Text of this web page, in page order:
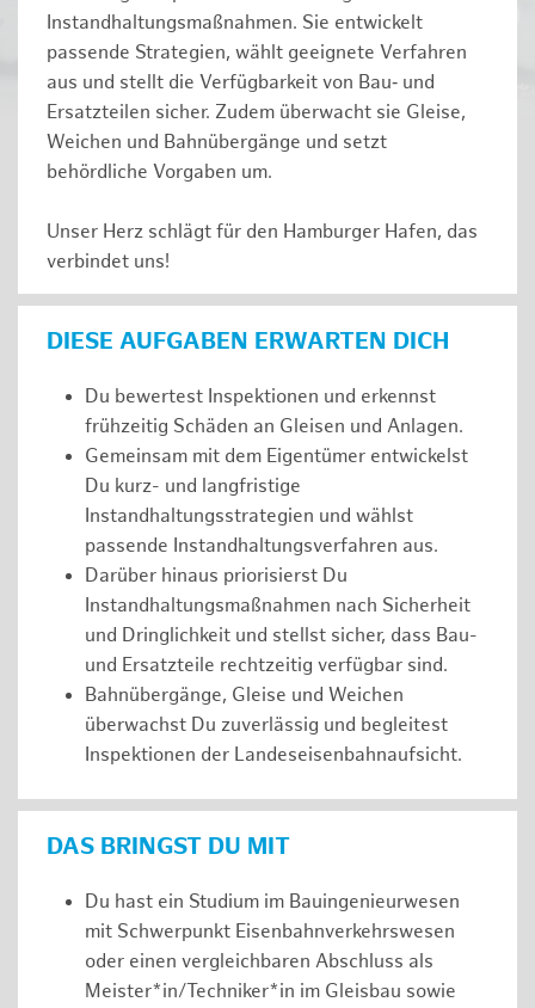
Instandhaltungsmaßnahmen. Sie entwickelt
passende Strategien, wählt geeignete Verfahren
aus und stellt die Verfügbarkeit von Bau‑ und
Ersatzteilen sicher. Zudem überwacht sie Gleise,
Weichen und Bahnübergänge und setzt
behördliche Vorgaben um.
Unser Herz schlägt für den Hamburger Hafen, das
verbindet uns!
DIESE AUFGABEN ERWARTEN DICH
Du bewertest Inspektionen und erkennst
frühzeitig Schäden an Gleisen und Anlagen.
Gemeinsam mit dem Eigentümer entwickelst
Du kurz- und langfristige
Instandhaltungsstrategien und wählst
passende Instandhaltungsverfahren aus.
Darüber hinaus priorisierst Du
Instandhaltungsmaßnahmen nach Sicherheit
und Dringlichkeit und stellst sicher, dass Bau-
und Ersatzteile rechtzeitig verfügbar sind.
Bahnübergänge, Gleise und Weichen
überwachst Du zuverlässig und begleitest
Inspektionen der Landeseisenbahnaufsicht.
DAS BRINGST DU MIT
Du hast ein Studium im Bauingenieurwesen
mit Schwerpunkt Eisenbahnverkehrswesen
oder einen vergleichbaren Abschluss als
Meister*in/Techniker*in im Gleisbau sowie